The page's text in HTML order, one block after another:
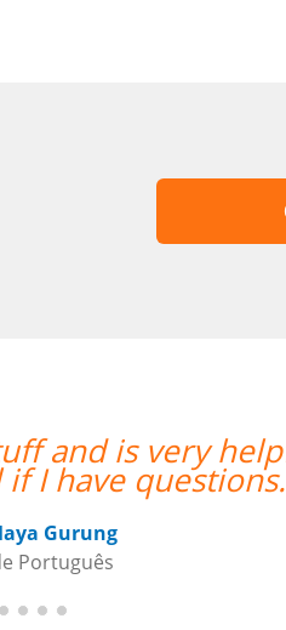
and is very
I have questions.
Gurung
Português